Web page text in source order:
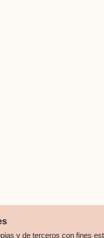
y de terceros con fines
Tema: "La
Salón de